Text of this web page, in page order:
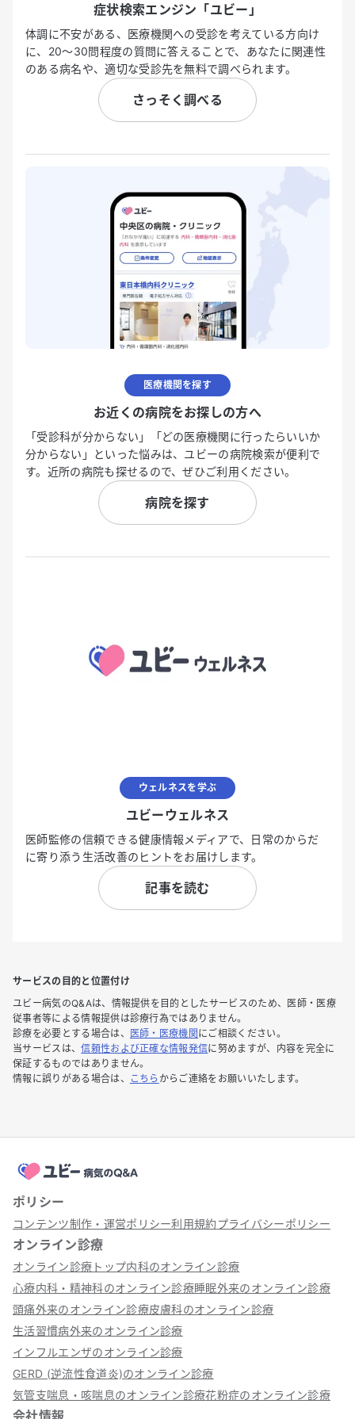
症状検索エンジン「ユビー」
体調に不安がある、医療機関への受診を考えている方向け
に、20〜30問程度の質問に答えることで、あなたに関連性
のある病名や、適切な受診先を無料で調べられます。
さっそく調べる
医療機関を探す
お近くの病院をお探しの方へ
「受診科が分からない」「どの医療機関に行ったらいいか
分からない」といった悩みは、ユビーの病院検索が便利で
す。近所の病院も探せるので、ぜひご利用ください。
病院を探す
ウェルネスを学ぶ
ユビーウェルネス
医師監修の信頼できる健康情報メディアで、日常のからだ
に寄り添う生活改善のヒントをお届けします。
記事を読む
サービスの目的と位置付け
ユビー病気のQ&Aは、情報提供を目的としたサービスのため、医師・医療
従事者等による情報提供は診療行為ではありません。
診療を必要とする場合は、
医師・医療機関 にご相談ください。
当サービスは、信頼性および正確な情報発信に努めますが、内容を完全に
保証するものではありません。
情報に誤りがある場合は、
こちら からご連絡をお願いいたします。
ポリシー
コンテンツ制作・運営ポリシー利用規約プライバシーポリシー
オンライン診療
オンライン診療トップ内科のオンライン診療
心療内科・精神科のオンライン診療睡眠外来のオンライン診療
頭痛外来のオンライン診療皮膚科のオンライン診療
生活習慣病外来のオンライン診療
インフルエンザのオンライン診療
GERD (逆流性食道炎)のオンライン診療
気管支喘息・咳喘息のオンライン診療花粉症のオンライン診療
会社情報